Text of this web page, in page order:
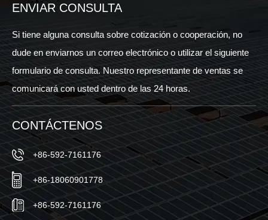
ENVIAR CONSULTA
Si tiene alguna consulta sobre cotización o cooperación, no
dude en enviarnos un correo electrónico o utilizar el siguiente
formulario de consulta. Nuestro representante de ventas se
comunicará con usted dentro de las 24 horas.
CONTÁCTENOS
+86-592-7161176
+86-18060901778
+86-592-7161176